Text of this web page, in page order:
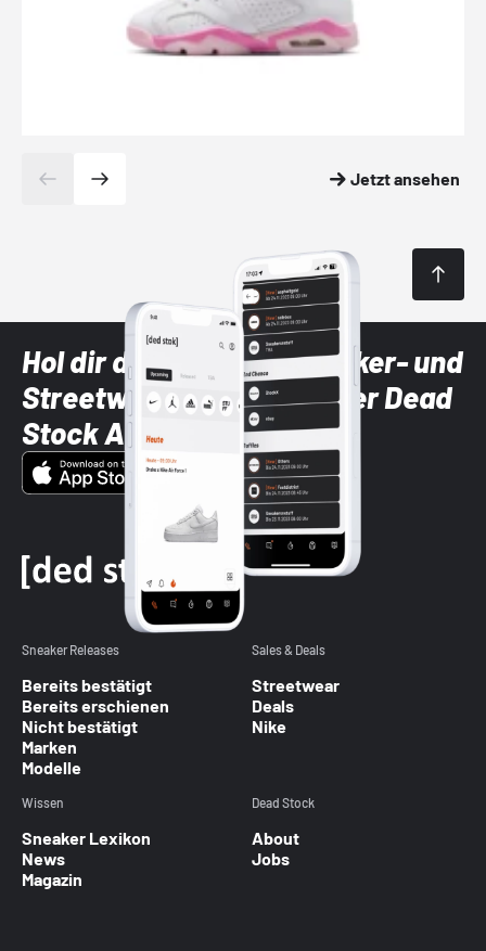
Jetzt ansehen
Hol dir die neuesten Sneaker- und
Streetwear-Brands mit der Dead
Stock App
Sneaker Releases
Bereits bestätigt
Bereits erschienen
Nicht bestätigt
Marken
Modelle
Sales & Deals
Streetwear
Deals
Nike
Wissen
Sneaker Lexikon
News
Magazin
Dead Stock
About
Jobs